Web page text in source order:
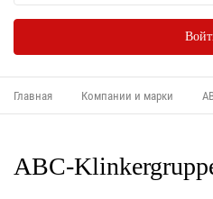
Главная Компании и марки
ABC-